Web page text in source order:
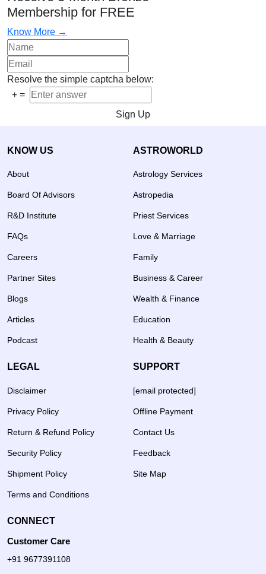
Membership for FREE
Know More →
Resolve the simple captcha below:
+ =
Sign Up
KNOW US
About
Board Of Advisors
R&D Institute
FAQs
Careers
Partner Sites
Blogs
Articles
Podcast
ASTROWORLD
Astrology Services
Astropedia
Priest Services
Love & Marriage
Family
Business & Career
Wealth & Finance
Education
Health & Beauty
LEGAL
Disclaimer
Privacy Policy
Return & Refund Policy
Security Policy
Shipment Policy
Terms and Conditions
SUPPORT
[email protected]
Offline Payment
Contact Us
Feedback
Site Map
CONNECT
Customer Care
+91 9677391108